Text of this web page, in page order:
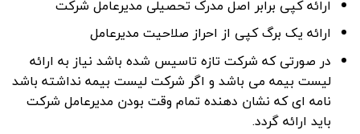
ارائه کپی برابر اصل مدرک تحصیلی مدیرعامل شرکت
ارائه یک برگ کپی از احراز صلاحیت مدیرعامل
در صورتی که شرکت تازه تاسیس شده باشد نیاز به ارائه
لیست بیمه می باشد و اگر شرکت لیست بیمه نداشته باشد
نامه ای که نشان دهنده تمام وقت بودن مدیرعامل شرکت
باید ارائه گردد.